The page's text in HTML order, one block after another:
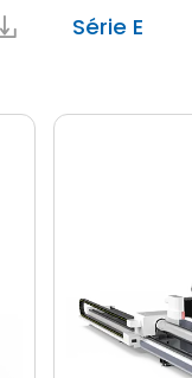
Série E